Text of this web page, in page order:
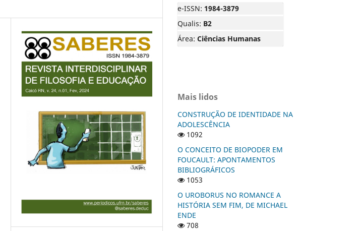
e-ISSN: 1984-3879
Qualis: B2
Área: Ciências Humanas
Mais lidos
CONSTRUÇÃO DE IDENTIDADE NA
ADOLESCÊNCIA
1092
O CONCEITO DE BIOPODER EM
FOUCAULT: APONTAMENTOS
BIBLIOGRÁFICOS
1053
O UROBORUS NO ROMANCE A
HISTÓRIA SEM FIM, DE MICHAEL
ENDE
708